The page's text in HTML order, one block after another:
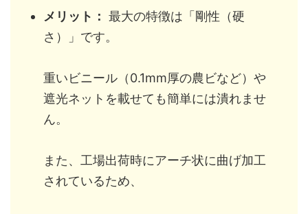
メリット： 最大の特徴は「剛性（硬
さ）」です。
重いビニール（0.1mm厚の農ビなど）や
遮光ネットを載せても簡単には潰れませ
ん。
また、工場出荷時にアーチ状に曲げ加工
されているため、